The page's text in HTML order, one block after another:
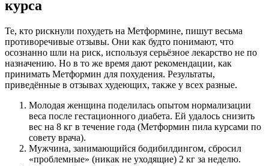
курса
Те, кто рискнули похудеть на Метформине, пишут весьма
противоречивые отзывы. Они как будто понимают, что
осознанно шли на риск, используя серьёзное лекарство не по
назначению. Но в то же время дают рекомендации, как
принимать Метформин для похудения. Результаты,
приведённые в отзывах худеющих, также у всех разные.
Молодая женщина поделилась опытом нормализации
веса после гестационного диабета. Ей удалось снизить
вес на 8 кг в течение года (Метформин пила курсами по
совету врача).
Мужчина, занимающийся бодибилдингом, сбросил
«проблемные» (никак не уходящие) 2 кг за неделю.